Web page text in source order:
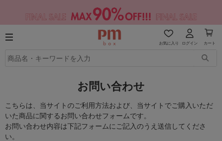
お気に入り ログイン カート
お問い合わせ
こちらは、当サイトのご利用方法および、当サイトでご購入いただ
いた商品に関するお問い合わせフォームです。
お問い合わせ内容は下記フォームにご記入のうえ送信してくださ
い。